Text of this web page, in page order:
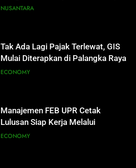
Program Magang Berdampak
ECONOMY
Palangka Raya, Diduga Sengaja
Dibakar Penghuninya
HUKUM DAN KRIMINAL
Luffy, Shinchan, hingga Doraemon
NUSANTARA
Tak Ada Lagi Pajak Terlewat, GIS
Mulai Diterapkan di Palangka Raya
ECONOMY
Manajemen FEB UPR Cetak
Lulusan Siap Kerja Melalui
Program Magang Berdampak
ECONOMY